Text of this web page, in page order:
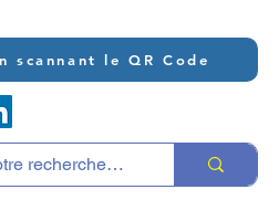
scannant le QR Code